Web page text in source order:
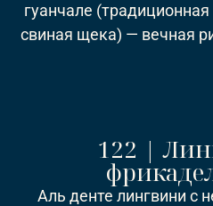
гуанчале
свиная щека) — вечная
122 |
Аль денте лингвини с